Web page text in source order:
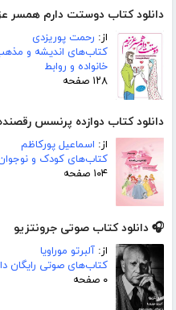
دانلود کتاب دوستت دارم همسر
از: رحمت پوریزدی
کتاب‌های اندیشه و
خانواده و روابط
۱۲۸ صفحه
دانلود کتاب دوازده پرنسس
از: اسماعیل پورکاظم
کتاب‌های کودک و
۱۰۴ صفحه
🎧 دانلود کتاب صوتی جرونتزیو
از: آلبرتو موراویا
کتاب‌های صوتی رایگان
۰ صفحه